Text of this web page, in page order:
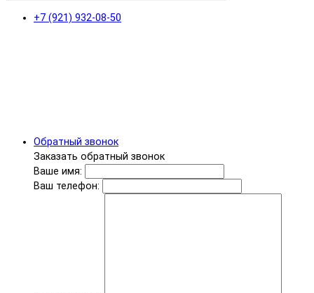
+7 (921) 932-08-50
Обратный звонок
Заказать обратный звонок
Ваше имя:
Ваш телефон: